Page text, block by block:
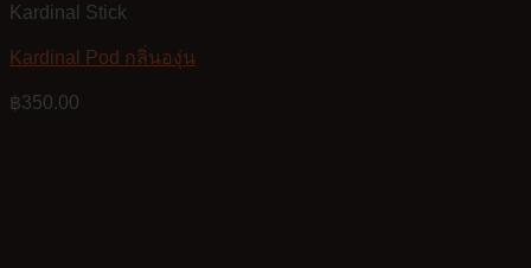
Kardinal Stick
Kardinal Pod กลิ่นองุ่น
฿350.00